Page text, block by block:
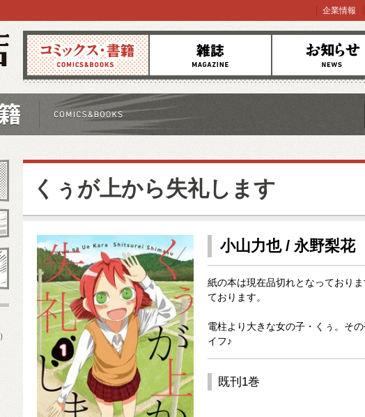
コミックス 雑誌 お知らせ
企業情報
くぅが上から失礼します
小山力也 / 永野梨花
紙の本は現在品切れとなっており
ております。
電柱より大きな女の子・くぅ。そ
イフ♪
既刊1巻